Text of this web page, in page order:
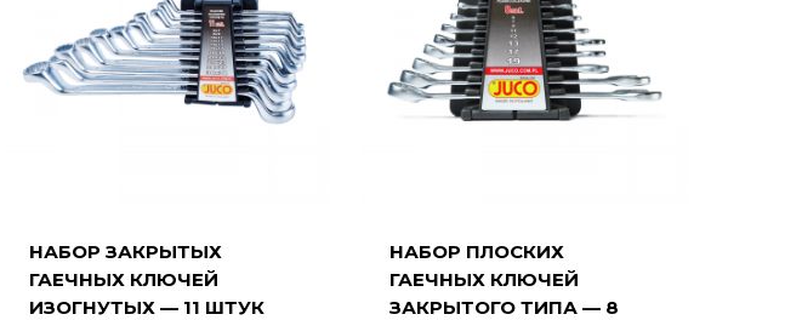
НАБОР ЗАКРЫТЫХ
ГАЕЧНЫХ КЛЮЧЕЙ
ИЗОГНУТЫХ — 11 ШТУК
НАБОР ПЛОСКИХ
ГАЕЧНЫХ КЛЮЧЕЙ
ЗАКРЫТОГО ТИПА — 8